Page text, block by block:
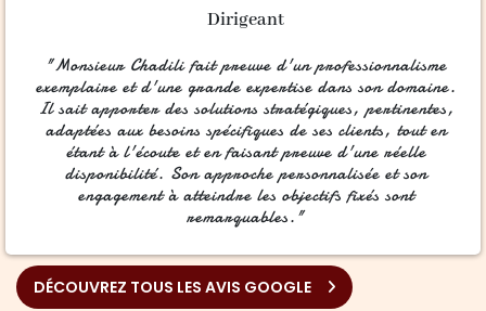
Dirigeant
"Monsieur Chadili fait preuve d'un professionnalisme
exemplaire et d'une grande expertise dans son domaine.
Il sait apporter des solutions stratégiques, pertinentes,
adaptées aux besoins spécifiques de ses clients, tout en
étant à l'écoute et en faisant preuve d'une réelle
disponibilité. Son approche personnalisée et son
engagement à atteindre les objectifs fixés sont
remarquables."
DÉCOUVREZ TOUS LES AVIS GOOGLE